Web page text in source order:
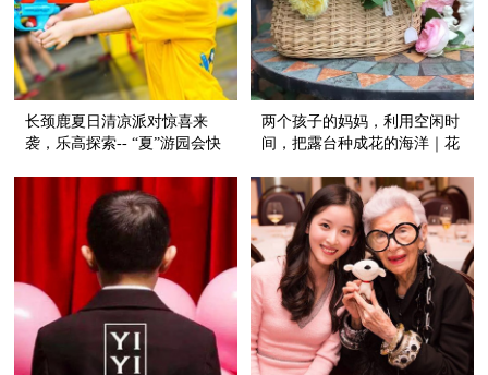
长颈鹿夏日清凉派对惊喜来
袭，乐高探索-- “夏”游园会快
两个孩子的妈妈，利用空闲时
间，把露台种成花的海洋｜花